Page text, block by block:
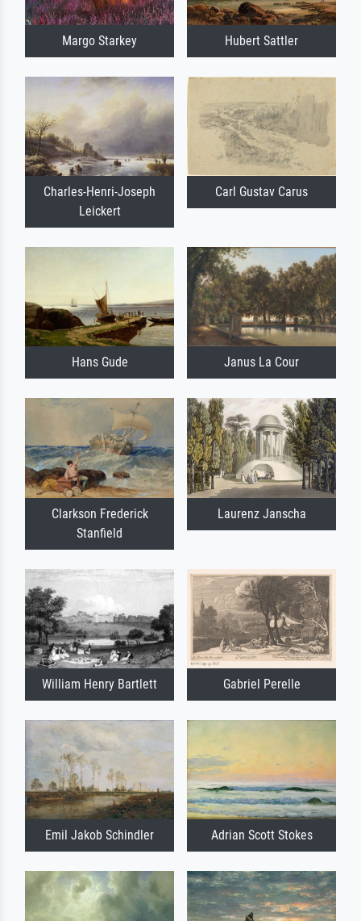
Margo Starkey Hubert Sattler
Charles-Henri-Joseph
Leickert
Carl Gustav Carus
Hans Gude Janus La Cour
Clarkson Frederick
Stanfield
Laurenz Janscha
William Henry Bartlett Gabriel Perelle
Emil Jakob Schindler Adrian Scott Stokes